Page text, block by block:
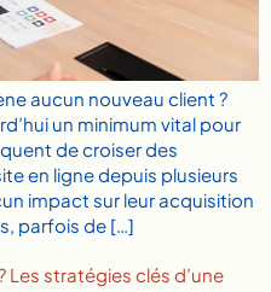
aucun nouveau client ?
un minimum vital pour
de croiser des
en ligne depuis plusieurs
impact sur leur acquisition
parfois de […]
stratégies clés d’une